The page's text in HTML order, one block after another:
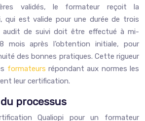
validés, le formateur reçoit la
qui est valide pour une durée de trois
audit de suivi doit être effectué à mi-
mois après l’obtention initiale, pour
des bonnes pratiques. Cette rigueur
formateurs répondant aux normes les
leur certification.
processus
Qualiopi pour un formateur